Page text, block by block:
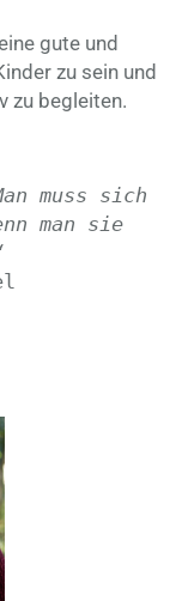
gute und
zu sein und
zu begleiten.
muss sich
man sie